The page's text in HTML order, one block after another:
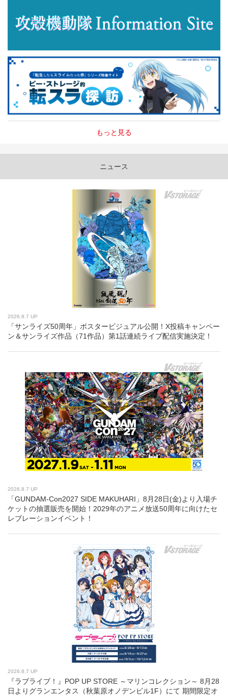
もっと見る
ニュース
2026.8.7 UP
「サンライズ50周年」ポスタービジュアル公開！X投稿キャンペー
ン＆サンライズ作品（71作品）第1話連続ライブ配信実施決定！
2026.8.7 UP
「GUNDAM-Con2027 SIDE MAKUHARI」8月28日(金)より入場チ
ケットの抽選販売を開始！2029年のアニメ放送50周年に向けたセ
レブレーションイベント！
2026.8.7 UP
『ラブライブ！』POP UP STORE ～マリンコレクション～ 8月28
日よりグランエンタス（秋葉原オノデンビル1F）にて 期間限定オ